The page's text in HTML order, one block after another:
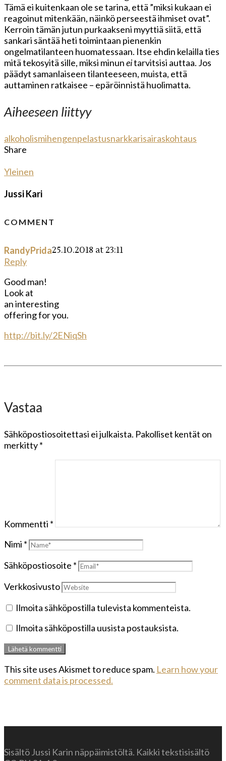
Tämä ei kuitenkaan ole se tarina, että ”miksi kukaan ei
reagoinut mitenkään, näinkö perseestä ihmiset ovat”.
Kerroin tämän jutun purkaakseni myyttiä siitä, että
sankari säntää heti toimintaan pienenkin
ongelmatilanteen huomatessaan. Itse ehdin kelailla ties
mitä tekosyitä sille, miksi minuneitarvitsisi auttaa. Jos
päädyt samanlaiseen tilanteeseen, muista, että
auttaminen ratkaisee – epäröinnistä huolimatta.
Aiheeseen liittyy
alkoholismihengenpelastusnarkkarisairaskohtaus
Share
Yleinen
Jussi Kari
COMMENT
RandyPrida25.10.2018 at 23:11
Reply
Good man!
Look at
an interesting
offering for you.
http://bit.ly/2ENiqSh
Vastaa
Sähköpostiosoitettasi ei julkaista. Pakolliset kentät on
merkitty*
Kommentti *
Nimi *
Sähköpostiosoite *
Verkkosivusto
Ilmoita sähköpostilla tulevista kommenteista.
Ilmoita sähköpostilla uusista postauksista.
This site uses Akismet to reduce spam. Learn how your
comment data is processed.
Sisältö Jussi Karin näppäimistöltä. Kaikki tekstisisältö